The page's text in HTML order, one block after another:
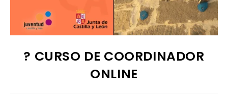
? CURSO DE COORDINADOR
ONLINE